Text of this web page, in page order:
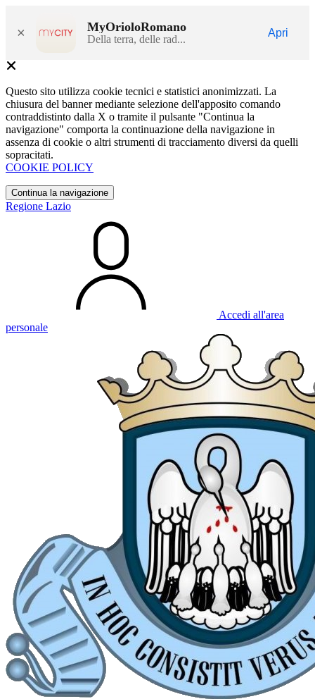
× MyOrioloRomano
Della terra, delle rad...
Apri
Questo sito utilizza cookie tecnici e statistici anonimizzati. La
chiusura del banner mediante selezione dell'apposito comando
contraddistinto dalla X o tramite il pulsante "Continua la
navigazione" comporta la continuazione della navigazione in
assenza di cookie o altri strumenti di tracciamento diversi da quelli
sopracitati.
COOKIE POLICY
Continua la navigazione
Regione Lazio
Accedi all'area
personale